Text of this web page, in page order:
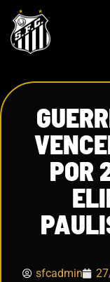
POR
sfcadmin